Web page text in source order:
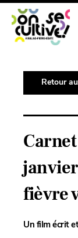
Retour
fièvre
Un film écrit